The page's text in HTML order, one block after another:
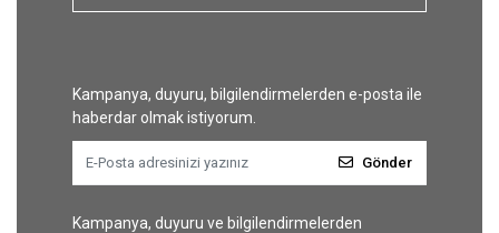
Kampanya, duyuru, bilgilendirmelerden e-posta ile
haberdar olmak istiyorum.
Gönder
Kampanya, duyuru ve bilgilendirmelerden